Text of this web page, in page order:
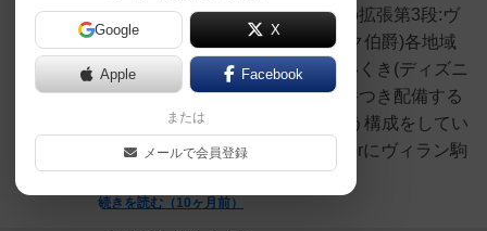
ヴィランズのスターウォーズ版の拡張第3段:ヴ
ィラン(スローン大提督とドゥーク伯爵)各地域
に自分専用のカードを配置していくき(ディズニ
ーのマレフィセントの呪いに条件つき配備する
感じです)世界を支配しようという構成をしてい
ます。前作同様に4つの地域sectorにヴィラン駒
を動か...
続きを読む（10ヶ月前）
Google X
Apple Facebook
または
メールで会員登録